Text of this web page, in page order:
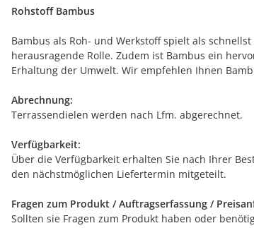
Rohstoff Bambus
Bambus als Roh- und Werkstoff spielt als
herausragende Rolle. Zudem ist Bambus ein
Erhaltung der Umwelt. Wir empfehlen Ihnen
Abrechnung:
Terrassendielen werden nach Lfm. abgerechnet.
Verfügbarkeit:
Über die Verfügbarkeit erhalten Sie nach Ihrer
den nächstmöglichen Liefertermin mitgeteilt.
Fragen zum Produkt / Auftragserfassung /
Sollten sie Fragen zum Produkt haben oder